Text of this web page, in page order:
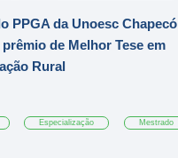
PPGA da Unoesc Chapecó
de Melhor Tese em
Rural
Especialização Mestrado